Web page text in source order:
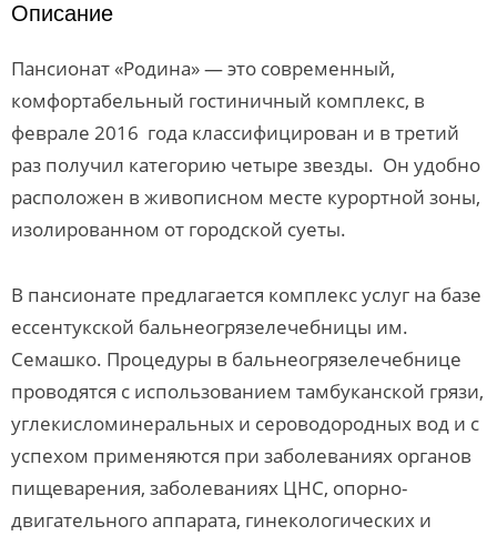
Описание
Пансионат «Родина» — это современный,
комфортабельный гостиничный комплекс, в
феврале 2016 года классифицирован и в третий
раз получил категорию четыре звезды. Он удобно
расположен в живописном месте курортной зоны,
изолированном от городской суеты.
В пансионате предлагается комплекс услуг на базе
ессентукской бальнеогрязелечебницы им.
Семашко. Процедуры в бальнеогрязелечебнице
проводятся с использованием тамбуканской грязи,
углекисломинеральных и сероводородных вод и с
успехом применяются при заболеваниях органов
пищеварения, заболеваниях ЦНС, опорно-
двигательного аппарата, гинекологических и